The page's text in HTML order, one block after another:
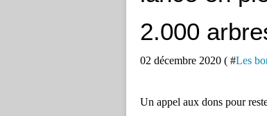
2.000
02 décembre 2020 ( #Les
Un appel aux dons pour